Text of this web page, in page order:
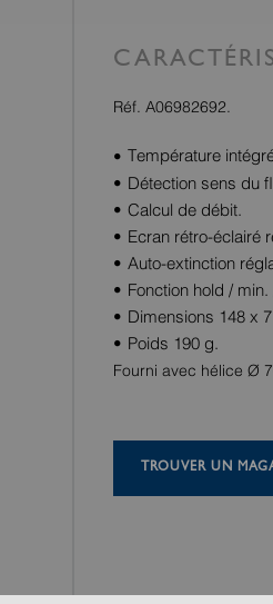
Réf. A06982692.
Température
Détection sens du
Calcul de débit.
Ecran rétro-éclairé
Auto-extinction
Fonction hold /
Dimensions 148 x
Poids 190 g.
Fourni avec hélice Ø
TROUVER UN